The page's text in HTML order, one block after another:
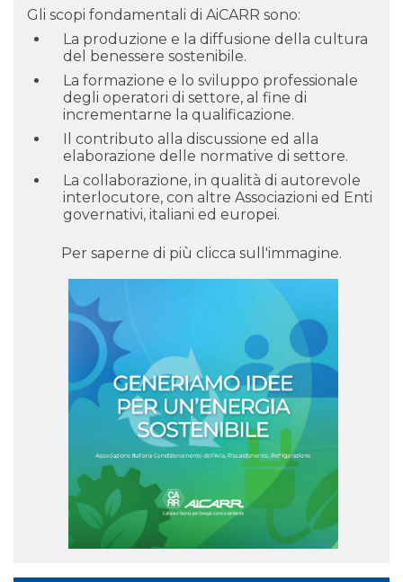
Gli scopi fondamentali di AiCARR sono:
La produzione e la diffusione della cultura
del benessere sostenibile.
La formazione e lo sviluppo professionale
degli operatori di settore, al fine di
incrementarne la qualificazione.
Il contributo alla discussione ed alla
elaborazione delle normative di settore.
La collaborazione, in qualità di autorevole
interlocutore, con altre Associazioni ed Enti
governativi, italiani ed europei.
Per saperne di più clicca sull'immagine.